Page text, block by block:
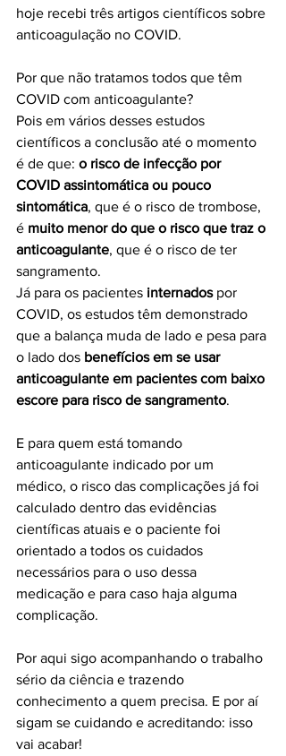
hoje recebi três artigos científicos sobre
anticoagulação no COVID.
Por que não tratamos todos que têm
COVID com anticoagulante?
Pois em vários desses estudos
científicos a conclusão até o momento
é de que: o risco de infecção por
COVID assintomática ou pouco
sintomática, que é o risco de trombose,
é muito menor do que o risco que traz o
anticoagulante, que é o risco de ter
sangramento.
Já para os pacientes internados por
COVID, os estudos têm demonstrado
que a balança muda de lado e pesa para
o lado dos benefícios em se usar
anticoagulante em pacientes com baixo
escore para risco de sangramento.
E para quem está tomando
anticoagulante indicado por um
médico, o risco das complicações já foi
calculado dentro das evidências
científicas atuais e o paciente foi
orientado a todos os cuidados
necessários para o uso dessa
medicação e para caso haja alguma
complicação.
Por aqui sigo acompanhando o trabalho
sério da ciência e trazendo
conhecimento a quem precisa. E por aí
sigam se cuidando e acreditando: isso
vai acabar!